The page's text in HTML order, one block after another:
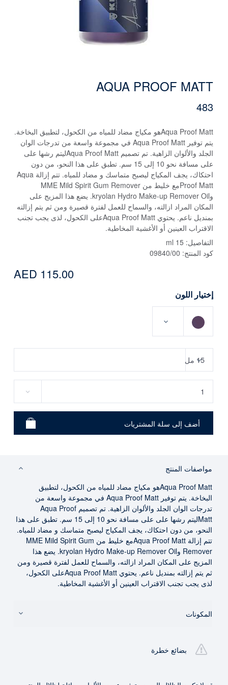
AQUA PROOF MATT
483
Aqua Proof Mattهو مكياج مضاد للمياه من الكحول، لتطبيق البخاخة.
يتم توفير Aqua Proof Matt في مجموعة واسعة من تدرجات الوان
الجلد والألوان الزاهية. تم تصميم Aqua Proof Mattليتم رشها على
على مسافة نحو 10 إلى 15 سم. تطبق على هذا النحو، من دون
احتكاك، يجف المكياج ليصبح متماسك و مضاد للمياه. تتم إزالة Aqua
Proof Mattمع خليط من MME Mild Spirit Gum Remover
وkryolan Hydro Make-up Remover Oil. يضع هذا المزيج على
المكان المراد ازالته، والسماح للعمل لفترة قصيرة ومن ثم يتم إزالته
بمنديل ناعم. يحتوي Aqua Proof Mattعلى الكحول، لذى يجب تجنب
الاقتراب العينين أو الأغشية المخاطية.
التفاصيل: 15 ml
كود المنتج: 09840/00
AED 115.00
إختيار اللون
مواصفات المنتج
Aqua Proof Mattهو مكياج مضاد للمياه من الكحول، لتطبيق
البخاخة. يتم توفير Aqua Proof Matt في مجموعة واسعة من
تدرجات الوان الجلد والألوان الزاهية. تم تصميم Aqua Proof
Mattليتم رشها على على مسافة نحو 10 إلى 15 سم. تطبق على هذا
النحو، من دون احتكاك، يجف المكياج ليصبح متماسك و مضاد للمياه.
تتم إزالة Aqua Proof Mattمع خليط من MME Mild Spirit Gum
Remover وkryolan Hydro Make-up Remover Oil. يضع هذا
المزيج على المكان المراد ازالته، والسماح للعمل لفترة قصيرة ومن
ثم يتم إزالته بمنديل ناعم. يحتوي Aqua Proof Mattعلى الكحول،
لذى يجب تجنب الاقتراب العينين أو الأغشية المخاطية.
المكونات
بضائع خطرة